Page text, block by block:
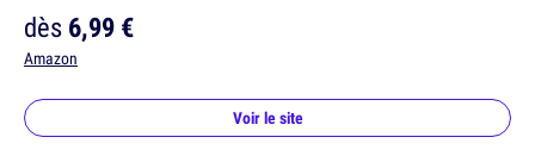
dès6,99 €
Amazon
Voir le site